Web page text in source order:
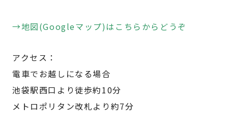
→地図(Googleマップ)はこちらからどうぞ
アクセス：
電車でお越しになる場合
池袋駅西口より徒歩約10分
メトロポリタン改札より約7分